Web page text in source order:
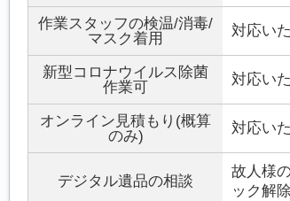
作業スタッフの検温/消毒/
マスク着用
対応い
新型コロナウイルス除菌
作業可
対応い
オンライン見積もり(概算
のみ)
対応い
デジタル遺品の相談
故人様
ック解